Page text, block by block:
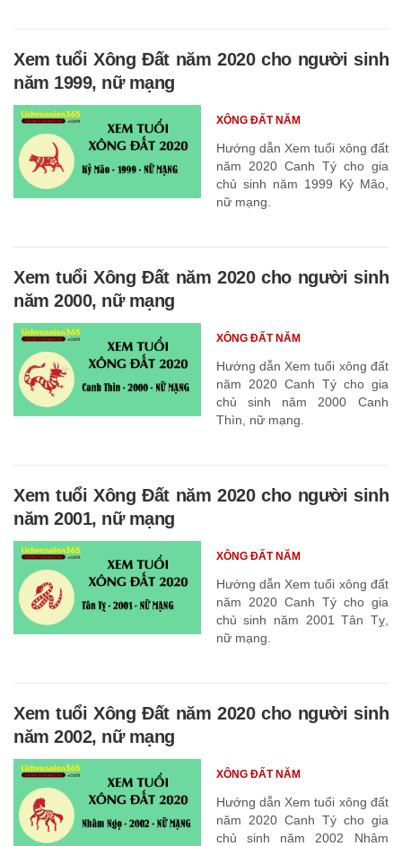
Xem tuổi Xông Đất năm 2020 cho người sinh
năm 1999, nữ mạng
Hướng dẫn Xem tuổi xông đất
năm 2020 Canh Tý cho gia
chủ sinh năm 1999 Kỷ Mão,
nữ mạng.
XÔNG ĐẤT NĂM
Xem tuổi Xông Đất năm 2020 cho người sinh
năm 2000, nữ mạng
Hướng dẫn Xem tuổi xông đất
năm 2020 Canh Tý cho gia
chủ sinh năm 2000 Canh
Thìn, nữ mạng.
XÔNG ĐẤT NĂM
Xem tuổi Xông Đất năm 2020 cho người sinh
năm 2001, nữ mạng
Hướng dẫn Xem tuổi xông đất
năm 2020 Canh Tý cho gia
chủ sinh năm 2001 Tân Tỵ,
nữ mạng.
XÔNG ĐẤT NĂM
Xem tuổi Xông Đất năm 2020 cho người sinh
năm 2002, nữ mạng
Hướng dẫn Xem tuổi xông đất
năm 2020 Canh Tý cho gia
chủ sinh năm 2002 Nhâm
XÔNG ĐẤT NĂM